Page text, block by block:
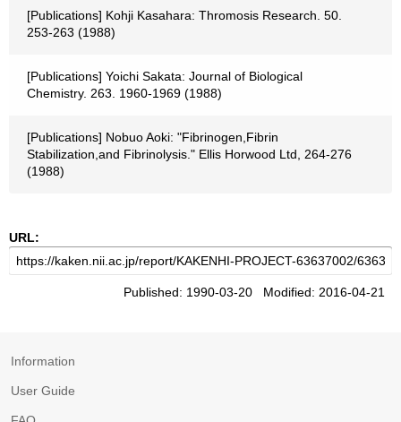
[Publications] Kohji Kasahara: Thromosis Research. 50.
253-263 (1988)
[Publications] Yoichi Sakata: Journal of Biological
Chemistry. 263. 1960-1969 (1988)
[Publications] Nobuo Aoki: "Fibrinogen,Fibrin
Stabilization,and Fibrinolysis." Ellis Horwood Ltd, 264-276
(1988)
URL:
Published: 1990-03-20 Modified: 2016-04-21
Information
User Guide